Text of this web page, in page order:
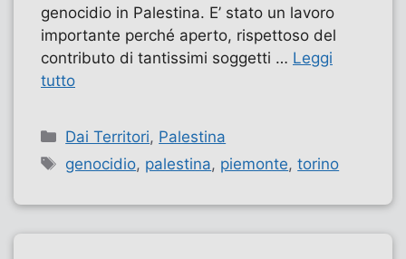
genocidio in Palestina. E’ stato un lavoro
importante perché aperto, rispettoso del
contributo di tantissimi soggetti … Leggi
tutto
Categorie
Dai Territori, Palestina
Tag
genocidio, palestina, piemonte,torino